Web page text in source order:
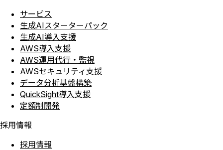
サービス
生成AIスターターパック
生成AI導入支援
AWS導入支援
AWS運用代行・監視
AWSセキュリティ支援
データ分析基盤構築
QuickSight導入支援
定額制開発
採用情報
採用情報